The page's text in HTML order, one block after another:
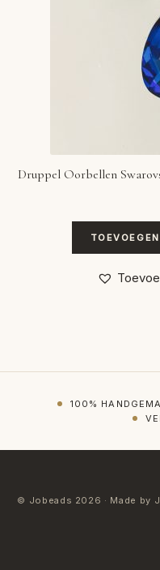
Druppel Oorbellen
100%
© Jobeads 2026 · Made by